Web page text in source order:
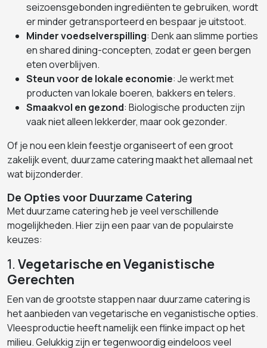
seizoensgebonden ingrediënten te gebruiken, wordt
er minder getransporteerd en bespaar je uitstoot.
Minder voedselverspilling: Denk aan slimme porties
en shared dining-concepten, zodat er geen bergen
eten overblijven.
Steun voor de lokale economie: Je werkt met
producten van lokale boeren, bakkers en telers.
Smaakvol en gezond: Biologische producten zijn
vaak niet alleen lekkerder, maar ook gezonder.
Of je nou een klein feestje organiseert of een groot
zakelijk event, duurzame catering maakt het allemaal net
wat bijzonderder.
De Opties voor Duurzame Catering
Met duurzame catering heb je veel verschillende
mogelijkheden. Hier zijn een paar van de populairste
keuzes:
1. Vegetarische en Veganistische
Gerechten
Een van de grootste stappen naar duurzame catering is
het aanbieden van vegetarische en veganistische opties.
Vleesproductie heeft namelijk een flinke impact op het
milieu. Gelukkig zijn er tegenwoordig eindeloos veel